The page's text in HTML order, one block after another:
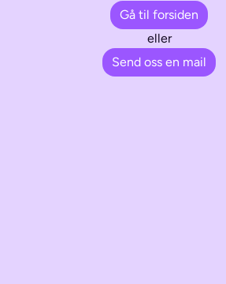
Gå til forsiden
eller
Send oss en mail